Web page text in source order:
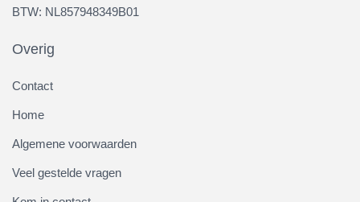
BTW: NL857948349B01
Overig
Contact
Home
Algemene voorwaarden
Veel gestelde vragen